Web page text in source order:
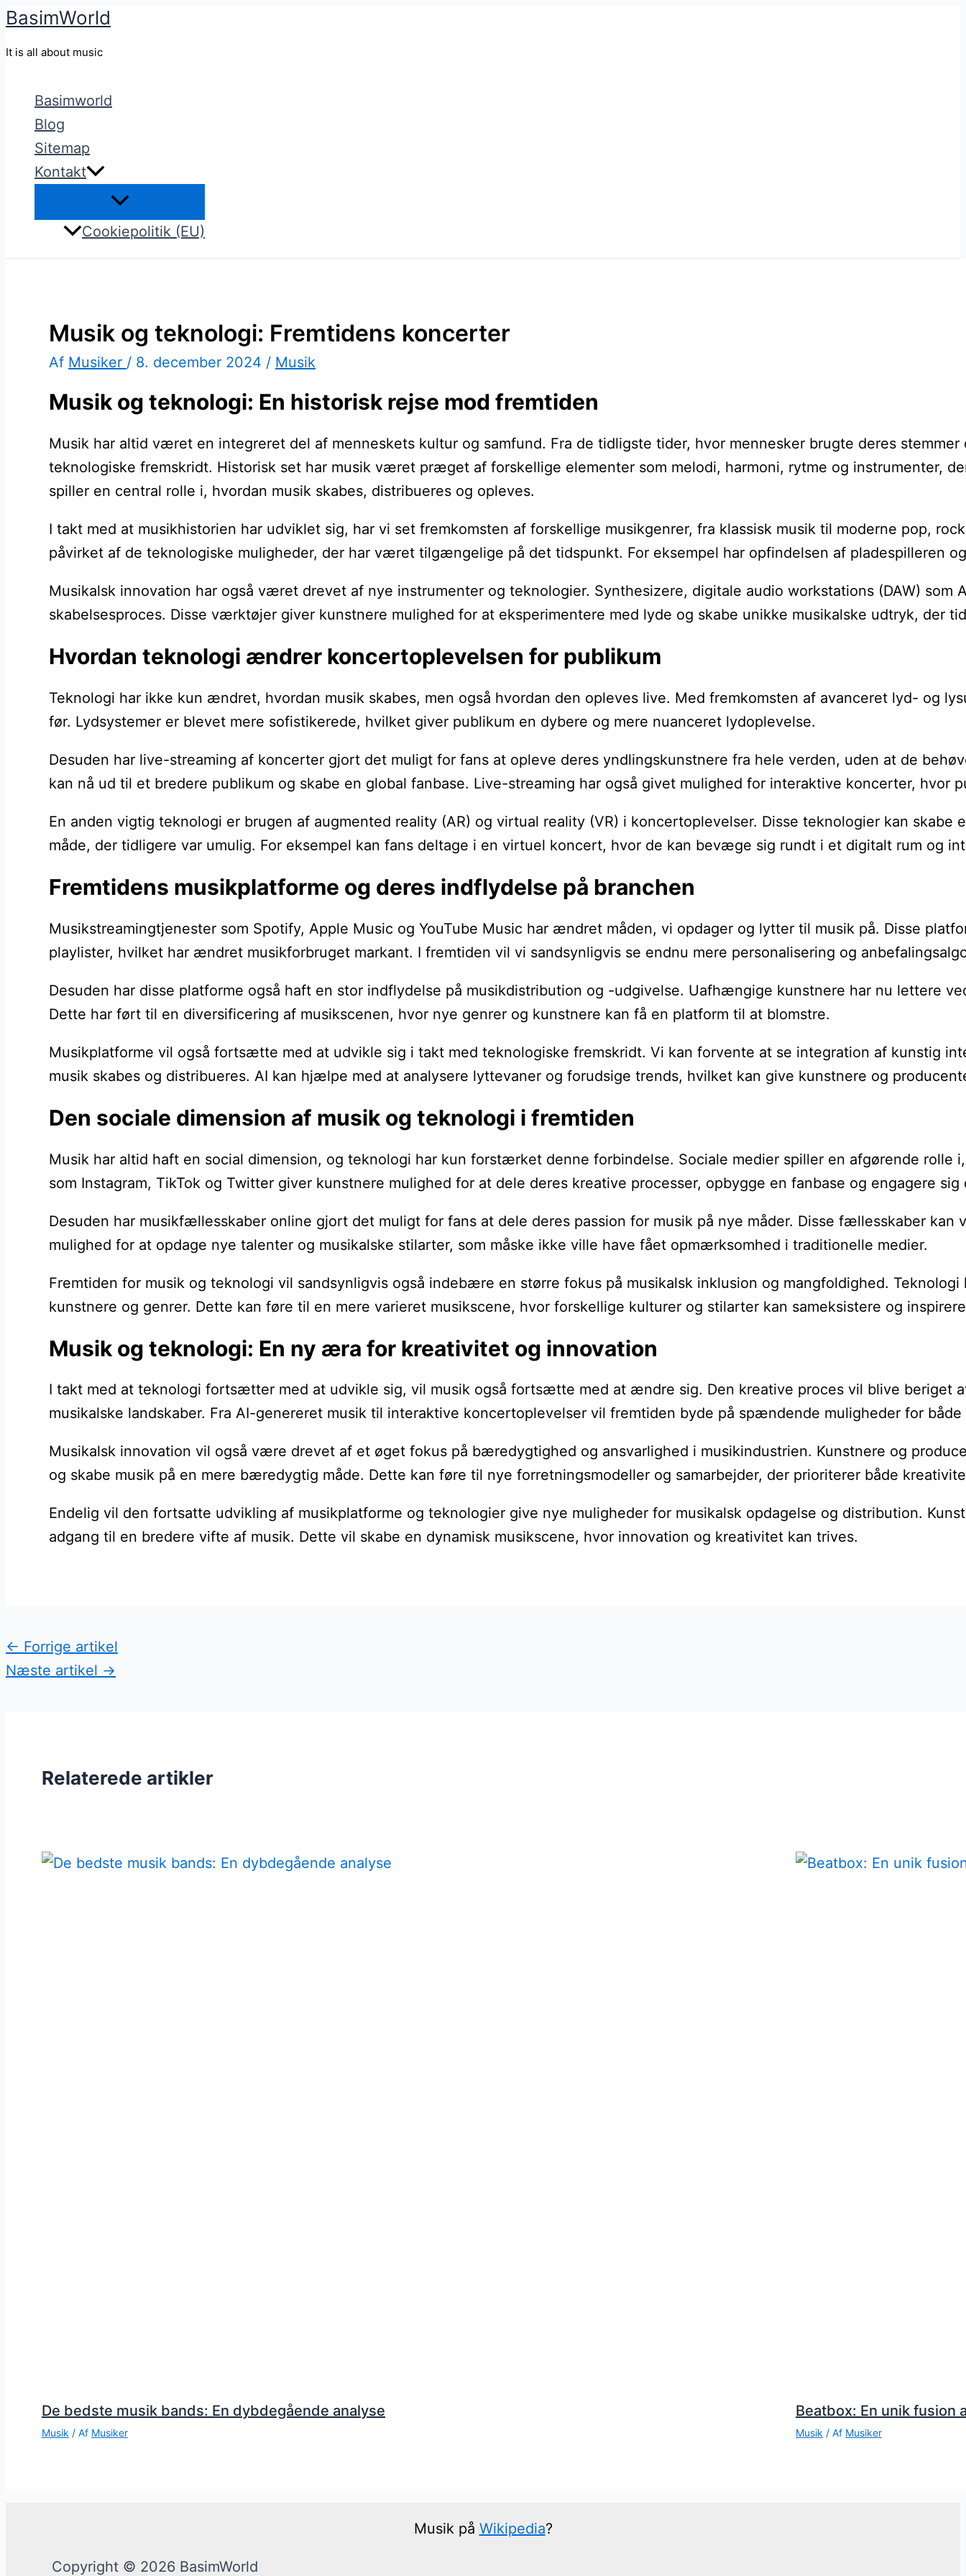
Gå
BasimWorld
It is all about music
Basimworld
Blog
Sitemap
Kontakt
Cookiepolitik (EU)
Musik og teknologi: Fremtidens koncerter
Af Musiker / 8. december 2024 / Musik
Musik og teknologi: En historisk rejse mod fremtiden
Musik har altid været en integreret del af menneskets kultur og samfund. Fra de tidligste tider, hvor mennesker brugte deres
teknologiske fremskridt. Historisk set har musik været præget af forskellige elementer som melodi, harmoni, rytme og instrumenter,
spiller en central rolle i, hvordan musik skabes, distribueres og opleves.
I takt med at musikhistorien har udviklet sig, har vi set fremkomsten af forskellige musikgenrer, fra klassisk musik til moderne pop,
påvirket af de teknologiske muligheder, der har været tilgængelige på det tidspunkt. For eksempel har opfindelsen af pladespilleren
Musikalsk innovation har også været drevet af nye instrumenter og teknologier. Synthesizere, digitale audio workstations (DAW)
skabelsesproces. Disse værktøjer giver kunstnere mulighed for at eksperimentere med lyde og skabe unikke musikalske udtryk, der
Hvordan teknologi ændrer koncertoplevelsen for publikum
Teknologi har ikke kun ændret, hvordan musik skabes, men også hvordan den opleves live. Med fremkomsten af avanceret lyd- og
før. Lydsystemer er blevet mere sofistikerede, hvilket giver publikum en dybere og mere nuanceret lydoplevelse.
Desuden har live-streaming af koncerter gjort det muligt for fans at opleve deres yndlingskunstnere fra hele verden, uden at de
kan nå ud til et bredere publikum og skabe en global fanbase. Live-streaming har også givet mulighed for interaktive koncerter, hvor
En anden vigtig teknologi er brugen af augmented reality (AR) og virtual reality (VR) i koncertoplevelser. Disse teknologier kan
måde, der tidligere var umulig. For eksempel kan fans deltage i en virtuel koncert, hvor de kan bevæge sig rundt i et digitalt rum og
Fremtidens musikplatforme og deres indflydelse på branchen
Musikstreamingtjenester som Spotify, Apple Music og YouTube Music har ændret måden, vi opdager og lytter til musik på. Disse
playlister, hvilket har ændret musikforbruget markant. I fremtiden vil vi sandsynligvis se endnu mere personalisering og
Desuden har disse platforme også haft en stor indflydelse på musikdistribution og -udgivelse. Uafhængige kunstnere har nu lettere
Dette har ført til en diversificering af musikscenen, hvor nye genrer og kunstnere kan få en platform til at blomstre.
Musikplatforme vil også fortsætte med at udvikle sig i takt med teknologiske fremskridt. Vi kan forvente at se integration af kunstig
musik skabes og distribueres. AI kan hjælpe med at analysere lyttevaner og forudsige trends, hvilket kan give kunstnere og
Den sociale dimension af musik og teknologi i fremtiden
Musik har altid haft en social dimension, og teknologi har kun forstærket denne forbindelse. Sociale medier spiller en afgørende rolle
som Instagram, TikTok og Twitter giver kunstnere mulighed for at dele deres kreative processer, opbygge en fanbase og engagere
Desuden har musikfællesskaber online gjort det muligt for fans at dele deres passion for musik på nye måder. Disse fællesskaber
mulighed for at opdage nye talenter og musikalske stilarter, som måske ikke ville have fået opmærksomhed i traditionelle medier.
Fremtiden for musik og teknologi vil sandsynligvis også indebære en større fokus på musikalsk inklusion og mangfoldighed.
kunstnere og genrer. Dette kan føre til en mere varieret musikscene, hvor forskellige kulturer og stilarter kan sameksistere og
Musik og teknologi: En ny æra for kreativitet og innovation
I takt med at teknologi fortsætter med at udvikle sig, vil musik også fortsætte med at ændre sig. Den kreative proces vil blive
musikalske landskaber. Fra AI-genereret musik til interaktive koncertoplevelser vil fremtiden byde på spændende muligheder for
Musikalsk innovation vil også være drevet af et øget fokus på bæredygtighed og ansvarlighed i musikindustrien. Kunstnere og
og skabe musik på en mere bæredygtig måde. Dette kan føre til nye forretningsmodeller og samarbejder, der prioriterer både
Endelig vil den fortsatte udvikling af musikplatforme og teknologier give nye muligheder for musikalsk opdagelse og distribution.
adgang til en bredere vifte af musik. Dette vil skabe en dynamisk musikscene, hvor innovation og kreativitet kan trives.
← Forrige artikel
Næste artikel →
Relaterede artikler
De bedste musik bands: En dybdegående analyse
Musik / Af Musiker
Beatbox: En unik fusion
Musik / Af Musiker
Musik på Wikipedia?
Copyright © 2026 BasimWorld